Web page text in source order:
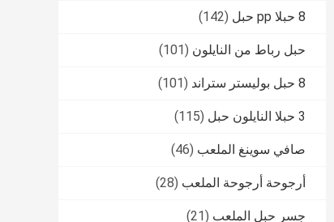
8 حبلا pp حبل (142)
حبل رباط من النايلون (101)
8 حبل بوليستر ستراند (101)
3 حبلا النايلون حبل (115)
صافي سوينغ الملعب (46)
أرجوحة أرجوحة الملعب (28)
جسر حبل الملعب (21)